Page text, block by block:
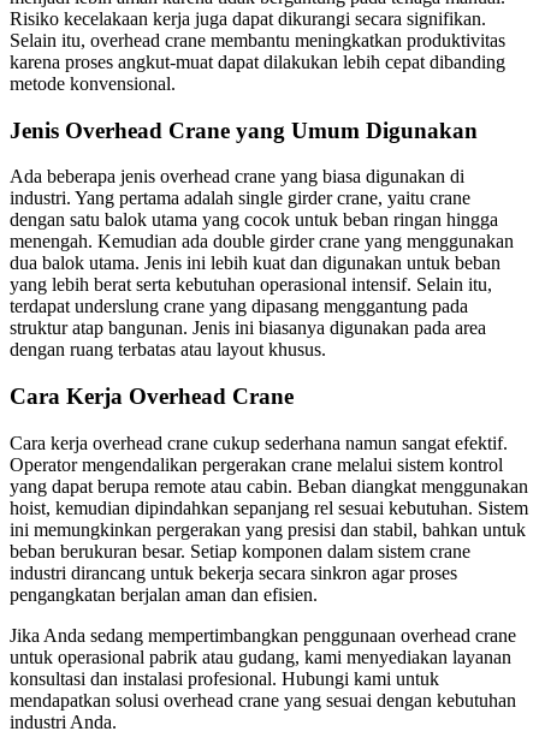
Risiko kecelakaan kerja juga dapat dikurangi secara signifikan.
Selain itu, overhead crane membantu meningkatkan produktivitas
karena proses angkut-muat dapat dilakukan lebih cepat dibanding
metode konvensional.
Jenis Overhead Crane yang Umum Digunakan
Ada beberapa jenis overhead crane yang biasa digunakan di
industri. Yang pertama adalah single girder crane, yaitu crane
dengan satu balok utama yang cocok untuk beban ringan hingga
menengah. Kemudian ada double girder crane yang menggunakan
dua balok utama. Jenis ini lebih kuat dan digunakan untuk beban
yang lebih berat serta kebutuhan operasional intensif. Selain itu,
terdapat underslung crane yang dipasang menggantung pada
struktur atap bangunan. Jenis ini biasanya digunakan pada area
dengan ruang terbatas atau layout khusus.
Cara Kerja Overhead Crane
Cara kerja overhead crane cukup sederhana namun sangat efektif.
Operator mengendalikan pergerakan crane melalui sistem kontrol
yang dapat berupa remote atau cabin. Beban diangkat menggunakan
hoist, kemudian dipindahkan sepanjang rel sesuai kebutuhan. Sistem
ini memungkinkan pergerakan yang presisi dan stabil, bahkan untuk
beban berukuran besar. Setiap komponen dalam sistem crane
industri dirancang untuk bekerja secara sinkron agar proses
pengangkatan berjalan aman dan efisien.
Jika Anda sedang mempertimbangkan penggunaan overhead crane
untuk operasional pabrik atau gudang, kami menyediakan layanan
konsultasi dan instalasi profesional. Hubungi kami untuk
mendapatkan solusi overhead crane yang sesuai dengan kebutuhan
industri Anda.